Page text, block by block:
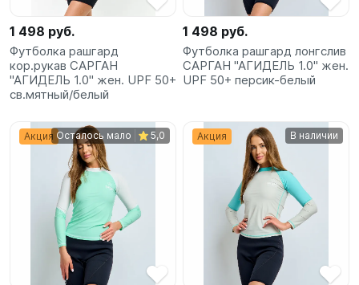
1 498 руб.
Футболка рашгард
кор.рукав САРГАН
"АГИДЕЛЬ 1.0" жен. UPF 50+
св.мятный/белый
1 498 руб.
Футболка рашгард лонгслив
САРГАН "АГИДЕЛЬ 1.0" жен.
UPF 50+ персик-белый
Акция Осталось мало 5,0 Акция В наличии